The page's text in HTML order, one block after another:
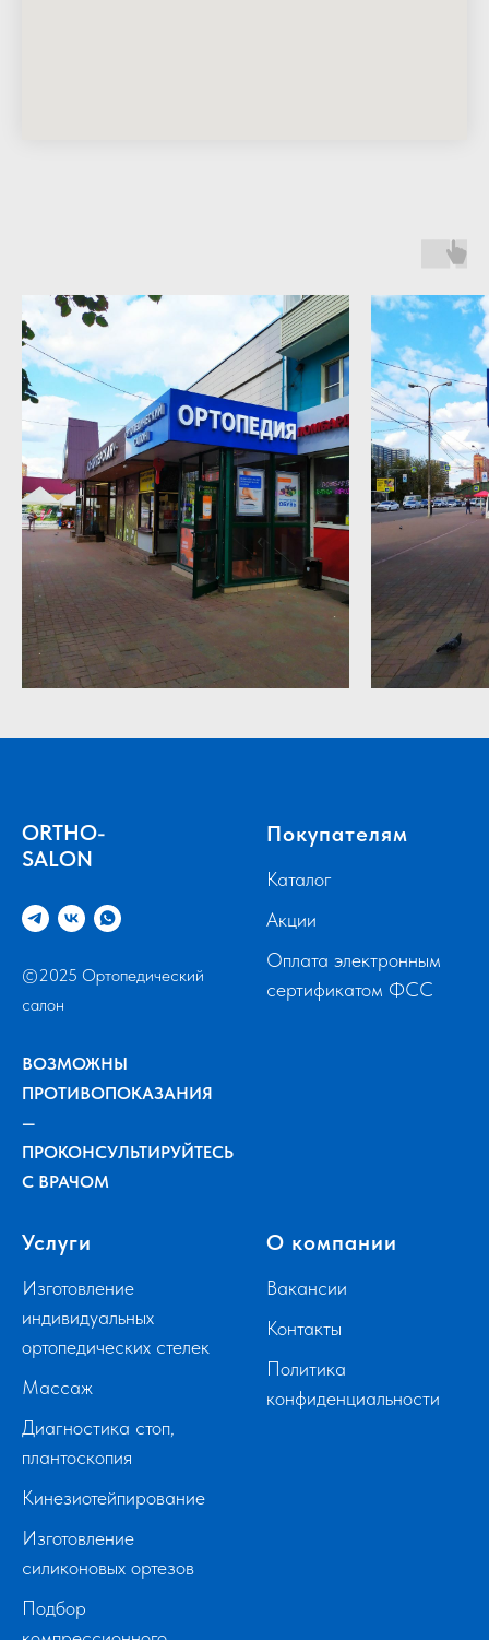
ORTHO-
SALON
©2025 Ортопедический
салон
ВОЗМОЖНЫ
ПРОТИВОПОКАЗАНИЯ
—
ПРОКОНСУЛЬТИРУЙТЕСЬ
С ВРАЧОМ
Покупателям
Каталог
Акции
Оплата электронным
сертификатом ФСС
Услуги
Изготовление
индивидуальных
ортопедических стелек
Массаж
Диагностика стоп,
плантоскопия
Кинезиотейпирование
Изготовление
силиконовых ортезов
Подбор
О компании
Вакансии
Контакты
Политика
конфиденциальности